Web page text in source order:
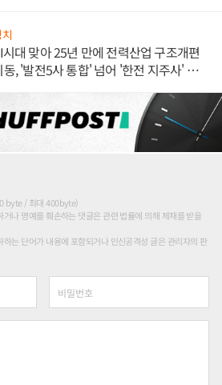
대 맞아 25년 만에 전력산업 구조개편
동, '발전5사 통합' 넘어 '한전 지주사' 재편
byte / 최대 400byte)
나 명예를 훼손하는 댓글은 관련 법률에 의해 제재를 받을
는 단어가 내용에 포함되거나 인신공격성 글은 관리자의 판